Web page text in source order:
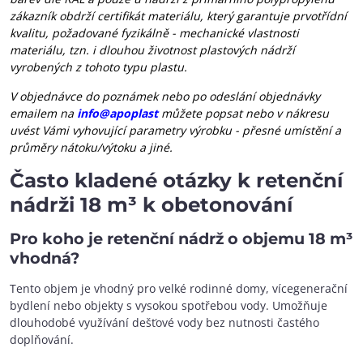
zákazník obdrží certifikát materiálu, který garantuje prvotřídní
kvalitu, požadované fyzikálně - mechanické vlastnosti
materiálu, tzn. i dlouhou životnost plastových nádrží
vyrobených z tohoto typu plastu.
V objednávce do poznámek nebo po odeslání objednávky
emailem na info@apoplastmůžete popsat nebo v nákresu
uvést Vámi vyhovující parametry výrobku - přesné umístění a
průměry nátoku/výtoku a jiné.
Často kladené otázky k retenční
nádrži 18 m³ k obetonování
Pro koho je retenční nádrž o objemu 18 m³
vhodná?
Tento objem je vhodný pro velké rodinné domy, vícegenerační
bydlení nebo objekty s vysokou spotřebou vody. Umožňuje
dlouhodobé využívání dešťové vody bez nutnosti častého
doplňování.